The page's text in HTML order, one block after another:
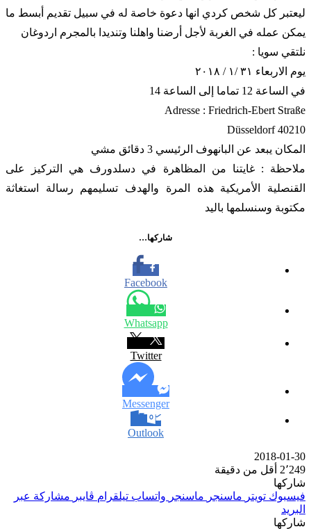
ليعتبر كل شخص كردي انها دعوة خاصة له في سبيل تقديم أبسط ما
يمكن عمله في الغربة لأجل أرضنا واهلنا وتنديدا بالمجرم اردوغان
نلتقي سويا :
يوم الاربعاء ٣١ /١ / ٢٠١٨
في الساعة 12 تماما إلى الساعة 14
Adresse : Friedrich-Ebert Straße
40210 Düsseldorf
المكان يبعد عن البانهوف الرئيسي 3 دقائق مشي
ملاحظة : غايتنا من المظاهرة في دسلدورف هي التركيز على
القنصلية الأمريكية هذه المرة والهدف تسليمهم رسالة استغاثة
مكتوبة وسنسلمها باليد
شاركها…
Facebook
Whatsapp
Twitter
Messenger
Outlook
2018-01-30
2٬249 أقل من دقيقة
شاركها
فيسبوك تويتر ماسنجر ماسنجر واتساب تيلقرام ڤايبر مشاركة عبر
البريد
شاركها